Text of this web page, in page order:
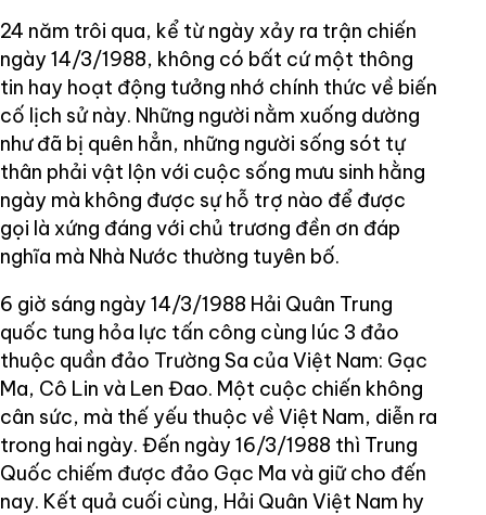
24 năm trôi qua, kể từ ngày xảy ra trận chiến
ngày 14/3/1988, không có bất cứ một thông
tin hay hoạt động tưởng nhớ chính thức về biến
cố lịch sử này. Những người nằm xuống dường
như đã bị quên hẳn, những người sống sót tự
thân phải vật lộn với cuộc sống mưu sinh hằng
ngày mà không được sự hỗ trợ nào để được
gọi là xứng đáng với chủ trương đền ơn đáp
nghĩa mà Nhà Nước thường tuyên bố.
6 giờ sáng ngày 14/3/1988 Hải Quân Trung
quốc tung hỏa lực tấn công cùng lúc 3 đảo
thuộc quần đảo Trường Sa của Việt Nam: Gạc
Ma, Cô Lin và Len Đao. Một cuộc chiến không
cân sức, mà thế yếu thuộc về Việt Nam, diễn ra
trong hai ngày. Đến ngày 16/3/1988 thì Trung
Quốc chiếm được đảo Gạc Ma và giữ cho đến
nay. Kết quả cuối cùng, Hải Quân Việt Nam hy